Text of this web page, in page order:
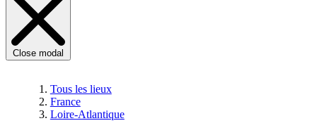
Close modal
Tous les lieux
France
Loire-Atlantique